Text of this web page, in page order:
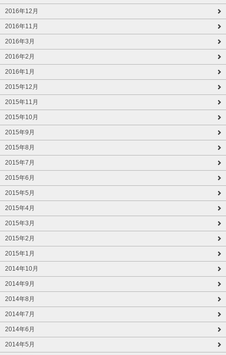
2016年12月
2016年11月
2016年3月
2016年2月
2016年1月
2015年12月
2015年11月
2015年10月
2015年9月
2015年8月
2015年7月
2015年6月
2015年5月
2015年4月
2015年3月
2015年2月
2015年1月
2014年10月
2014年9月
2014年8月
2014年7月
2014年6月
2014年5月